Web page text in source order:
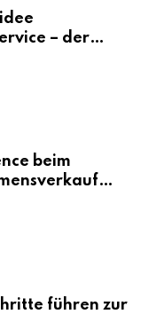
– der
beim
führen zur